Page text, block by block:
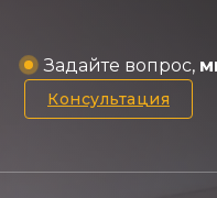
Задайте вопрос,
Консультация